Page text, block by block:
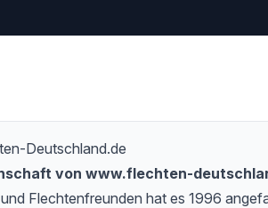
Deutschland.de
von www.flechten-
Flechtenfreunden hat es 1996